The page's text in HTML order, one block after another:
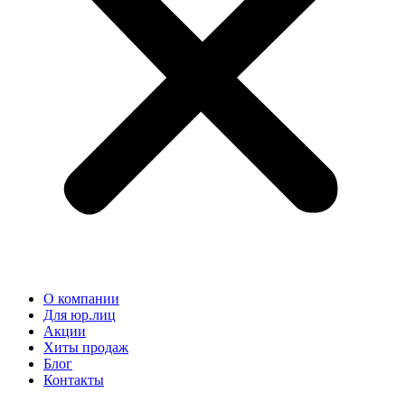
О компании
Для юр.лиц
Акции
Хиты продаж
Блог
Контакты